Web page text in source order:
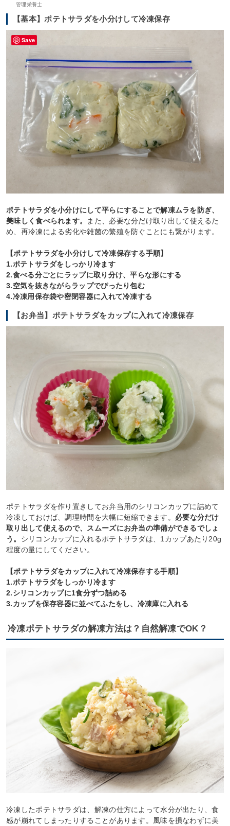
管理栄養士
【基本】ポテトサラダを小分けして冷凍保存
ポテトサラダを小分けにして平らにすることで解凍ムラを防ぎ、
美味しく食べられます。
また、必要な分だけ取り出して使えるた
め、再冷凍による劣化や雑菌の繁殖を防ぐことにも繋がります。
【ポテトサラダを小分けして冷凍保存する手順】
1.ポテトサラダをしっかり冷ます
2.食べる分ごとにラップに取り分け、平らな形にする
3.空気を抜きながらラップでぴったり包む
4.冷凍用保存袋や密閉容器に入れて冷凍する
【お弁当】ポテトサラダをカップに入れて冷凍保存
ポテトサラダを作り置きしてお弁当用のシリコンカップに詰めて
冷凍しておけば、調理時間を大幅に短縮できます。 必要な分だけ
取り出して使えるので、スムーズにお弁当の準備ができるでしょ
う。 シリコンカップに入れるポテトサラダは、1カップあたり20g
程度の量にしてください。
【ポテトサラダをカップに入れて冷凍保存する手順】
1.ポテトサラダをしっかり冷ます
2.シリコンカップに1食分ずつ詰める
3.カップを保存容器に並べてふたをし、冷凍庫に入れる
冷凍ポテトサラダの解凍方法は？自然解凍でOK？
冷凍したポテトサラダは、解凍の仕方によって水分が出たり、食
感が崩れてしまったりすることがあります。風味を損なわずに美
Save